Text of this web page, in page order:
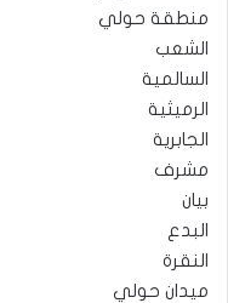
منطقة حولي
الشعب
السالمية
الرميثية
الجابرية
مشرف
بيان
البدع
النقرة
ميدان حولي